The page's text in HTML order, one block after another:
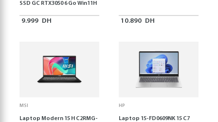
SSD GC RTX3050 6 Go Win11H
9.999 DH 10.890 DH
MSI
Laptop Modern 15 H C2RMG-
HP
Laptop 15-FD0609NK 15 C7